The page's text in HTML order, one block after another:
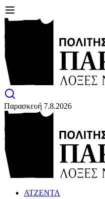
Παρασκευή 7.8.2026
ΑΤΖΕΝΤΑ